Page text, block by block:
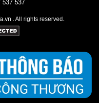
537 537
. All rights reserved.